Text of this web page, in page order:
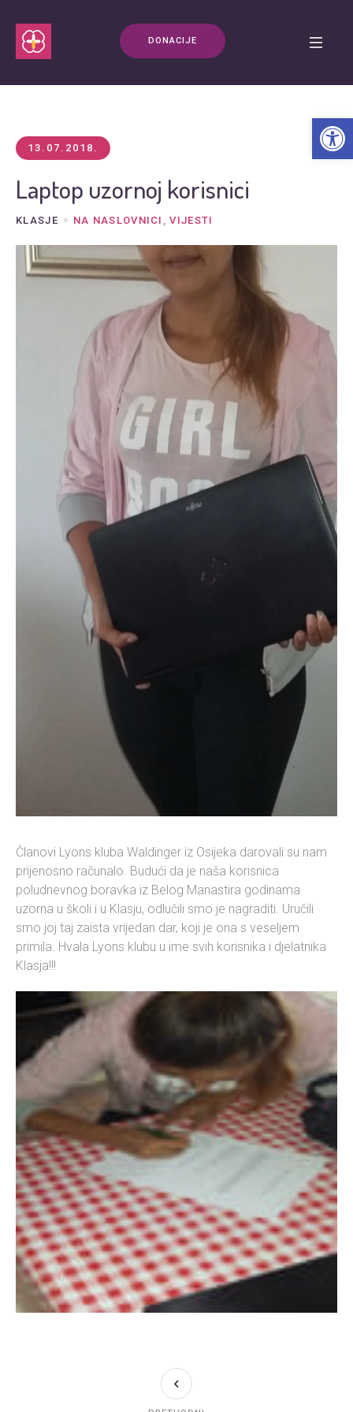
DONACIJE
13.07.2018.
Laptop uzornoj korisnici
KLASJE NA NASLOVNICI ,VIJESTI
Članovi Lyons kluba Waldinger iz Osijeka darovali su nam
prijenosno računalo. Budući da je naša korisnica
poludnevnog boravka iz Belog Manastira godinama
uzorna u školi i u Klasju, odlučili smo je nagraditi. Uručili
smo joj taj zaista vrijedan dar, koji je ona s veseljem
primila. Hvala Lyons klubu u ime svih korisnika i djelatnika
Klasja!!!